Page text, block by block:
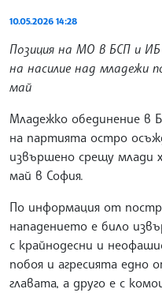
10.05.2026 14:28
Позиция на МО в БСП и
на насилие над младежи
май
Младежко обединение в
на партията остро
извършено срещу млади
май в София.
По информация от
нападението е било
с крайнодесни и
побоя и агресията
главата, а друго е с